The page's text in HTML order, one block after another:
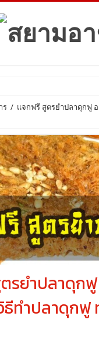
ร / แจกฟรี สูตรยำปลาดุกฟู
รยำปลาดุก
ธีทำปลาดุกฟู